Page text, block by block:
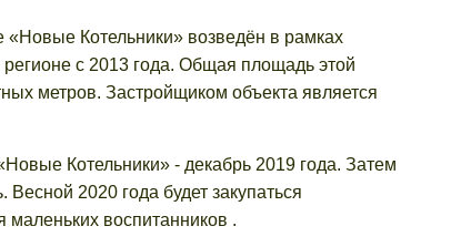
Котельники» возведён в рамках
с 2013 года. Общая площадь этой
метров. Застройщиком объекта является
Котельники» - декабрь 2019 года. Затем
2020 года будет закупаться
маленьких воспитанников .